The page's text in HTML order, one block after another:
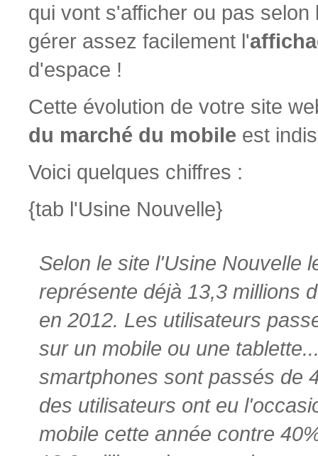
qui vont s'afficher ou pas
gérer assez facilement l'
d'espace !
Cette évolution de votre site
du marché du mobile est
Voici quelques chiffres :
{tab l'Usine Nouvelle}
Selon le site l'Usine Nouvelle
représente déjà 13,3 millions
en 2012. Les utilisateurs
sur un mobile ou une
smartphones sont passés de
des utilisateurs ont eu
mobile cette année contre